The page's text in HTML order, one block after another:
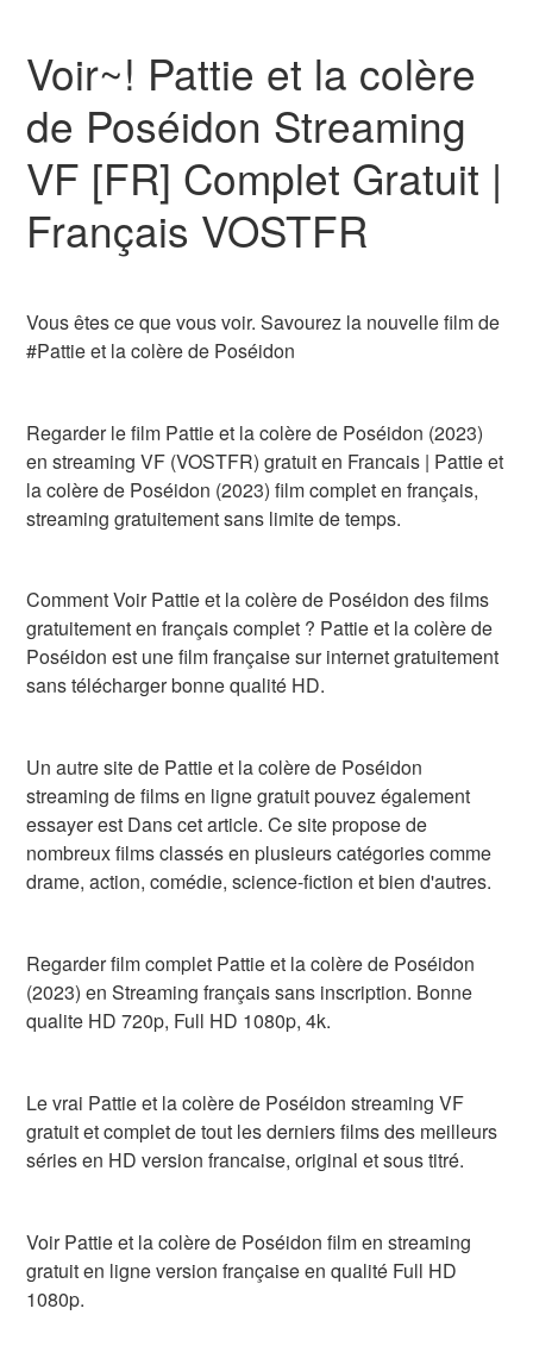
Voir~! Pattie et la colère
de Poséidon Streaming
VF [FR] Complet Gratuit |
Français VOSTFR
Vous êtes ce que vous voir. Savourez la nouvelle film de
#Pattie et la colère de Poséidon
Regarder le film Pattie et la colère de Poséidon (2023)
en streaming VF (VOSTFR) gratuit en Francais | Pattie et
la colère de Poséidon (2023) film complet en français,
streaming gratuitement sans limite de temps.
Comment Voir Pattie et la colère de Poséidon des films
gratuitement en français complet ? Pattie et la colère de
Poséidon est une film française sur internet gratuitement
sans télécharger bonne qualité HD.
Un autre site de Pattie et la colère de Poséidon
streaming de films en ligne gratuit pouvez également
essayer est Dans cet article. Ce site propose de
nombreux films classés en plusieurs catégories comme
drame, action, comédie, science-fiction et bien d'autres.
Regarder film complet Pattie et la colère de Poséidon
(2023) en Streaming français sans inscription. Bonne
qualite HD 720p, Full HD 1080p, 4k.
Le vrai Pattie et la colère de Poséidon streaming VF
gratuit et complet de tout les derniers films des meilleurs
séries en HD version francaise, original et sous titré.
Voir Pattie et la colère de Poséidon film en streaming
gratuit en ligne version française en qualité Full HD
1080p.